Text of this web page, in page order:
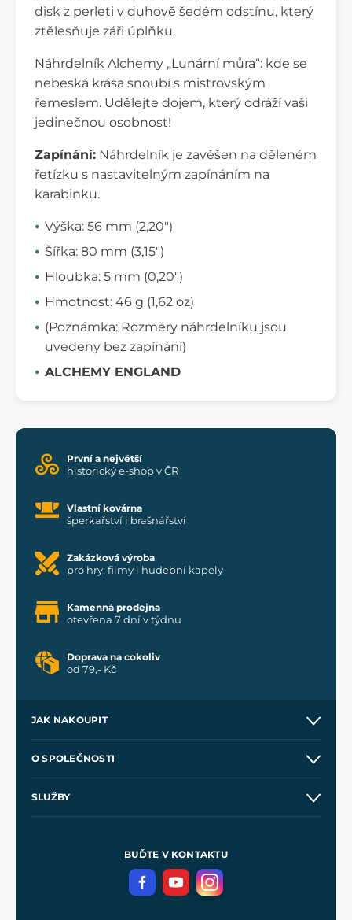
disk z perleti v duhově šedém odstínu, který
ztělesňuje záři úplňku.
Náhrdelník Alchemy „Lunární můra“: kde se
nebeská krása snoubí s mistrovským
řemeslem. Udělejte dojem, který odráží vaši
jedinečnou osobnost!
Zapínání: Náhrdelník je zavěšen na děleném
řetízku s nastavitelným zapínáním na
karabinku.
Výška: 56 mm (2,20")
Šířka: 80 mm (3,15")
Hloubka: 5 mm (0,20")
Hmotnost: 46 g (1,62 oz)
(Poznámka: Rozměry náhrdelníku jsou
uvedeny bez zapínání)
ALCHEMY ENGLAND
První a největší
historický e-shop v ČR
Vlastní kovárna
šperkařství i brašnářství
Zakázková výroba
pro hry, filmy i hudební kapely
Kamenná prodejna
otevřena 7 dní v týdnu
Doprava na cokoliv
od 79,- Kč
JAK NAKOUPIT
Velkoobchod
O SPOLEČNOSTI
SLUŽBY
Meče pro Kingdom Come
BUĎTE V KONTAKTU